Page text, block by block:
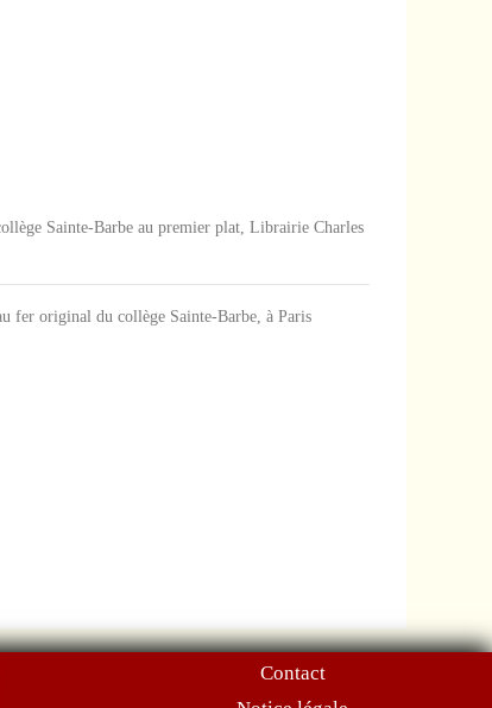
Sainte-Barbe au premier plat, Librairie Charles
fer original du collège Sainte-Barbe, à Paris
Contact